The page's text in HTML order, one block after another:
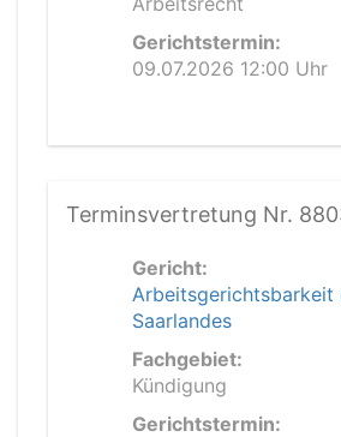
Gerichtstermin:
09.07.2026 12:00 Uhr
Terminsvertretung Nr.
Gericht:
Arbeitsgerichtsbarkeit
Saarlandes
Fachgebiet:
Kündigung
Gerichtstermin: